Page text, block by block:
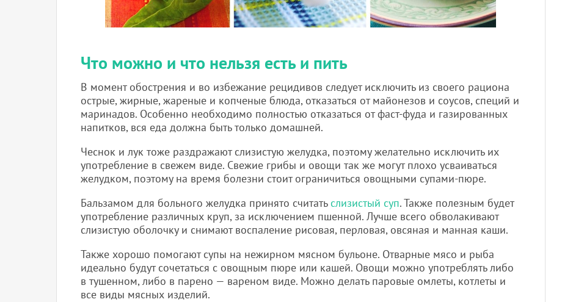
Что можно и что нельзя есть и пить
В момент обострения и во избежание рецидивов следует исключить из своего рациона
острые, жирные, жареные и копченые блюда, отказаться от майонезов и соусов, специй и
маринадов. Особенно необходимо полностью отказаться от фаст-фуда и газированных
напитков, вся еда должна быть только домашней.
Чеснок и лук тоже раздражают слизистую желудка, поэтому желательно исключить их
употребление в свежем виде. Свежие грибы и овощи так же могут плохо усваиваться
желудком, поэтому на время болезни стоит ограничиться овощными супами-пюре.
Бальзамом для больного желудка принято считать слизистый суп. Также полезным будет
употребление различных круп, за исключением пшенной. Лучше всего обволакивают
слизистую оболочку и снимают воспаление рисовая, перловая, овсяная и манная каши.
Также хорошо помогают супы на нежирном мясном бульоне. Отварные мясо и рыба
идеально будут сочетаться с овощным пюре или кашей. Овощи можно употреблять либо
в тушенном, либо в парено — вареном виде. Можно делать паровые омлеты, котлеты и
все виды мясных изделий.